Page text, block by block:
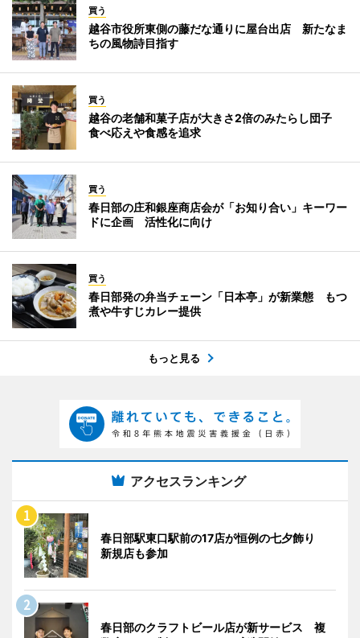
買う
越谷市役所東側の藤だな通りに屋台出店 新たなま
ちの風物詩目指す
買う
越谷の老舗和菓子店が大きさ2倍のみたらし団子
食べ応えや食感を追求
買う
春日部の庄和銀座商店会が「お知り合い」キーワー
ドに企画 活性化に向け
買う
春日部発の弁当チェーン「日本亭」が新業態 もつ
煮や牛すじカレー提供
もっと見る
アクセスランキング
春日部駅東口駅前の17店が恒例の七夕飾り
新規店も参加
春日部のクラフトビール店が新サービス 複